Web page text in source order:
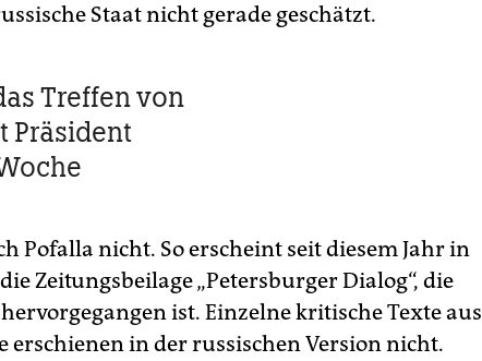
Staat nicht gerade geschätzt.
Treffen von
Präsident
Pofalla nicht. So erscheint seit diesem Jahr in
Zeitungsbeilage „Petersburger Dialog“, die
ist. Einzelne kritische Texte aus
erschienen in der russischen Version nicht.